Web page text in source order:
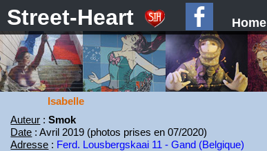
Street-Heart Home
Isabelle
Auteur :Smok
Date : Avril 2019 (photos prises en 07/2020)
Adresse : Ferd. Lousbergskaai 11 - Gand (Belgique)